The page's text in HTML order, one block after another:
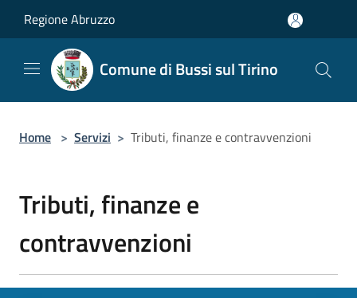
Regione Abruzzo
Comune di Bussi sul Tirino
Home > Servizi > Tributi, finanze e contravvenzioni
Tributi, finanze e
contravvenzioni